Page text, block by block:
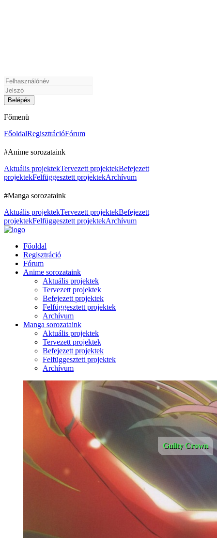
Főmenü
FőoldalRegisztrációFórum
#Anime sorozataink
Aktuális projektekTervezett projektekBefejezett
projektekFelfüggesztett projektekArchívum
#Manga sorozataink
Aktuális projektekTervezett projektekBefejezett
projektekFelfüggesztett projektekArchívum
Főoldal
Regisztráció
Fórum
Anime sorozataink
Aktuális projektek
Tervezett projektek
Befejezett projektek
Felfüggesztett projektek
Archívum
Manga sorozataink
Aktuális projektek
Tervezett projektek
Befejezett projektek
Felfüggesztett projektek
Archívum
Guilty Crown